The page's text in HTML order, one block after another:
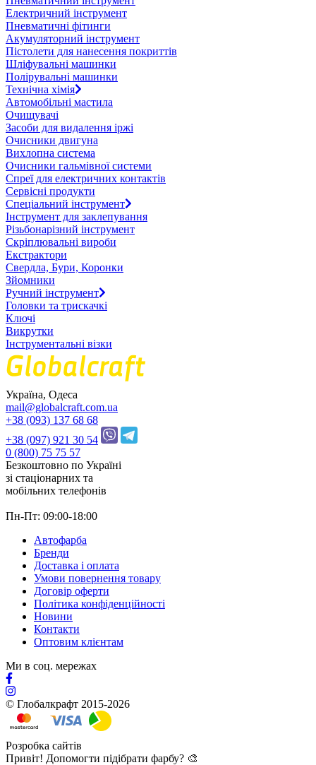
Електричний інструмент
Пневматичні фітинги
Акумуляторний інструмент
Пістолети для нанесення покриттів
Шліфувальні машинки
Полірувальні машинки
Технічна хімія
Автомобільні мастила
Очищувачі
Засоби для видалення іржі
Очисники двигуна
Вихлопна система
Очисники гальмівної системи
Спреї для електричних контактів
Сервісні продукти
Спеціальний інструмент
Інструмент для заклепування
Різьбонарізний інструмент
Скріплювальні вироби
Екстрактори
Свердла, Бури, Коронки
Зйомники
Ручний інструмент
Головки та трискачкі
Ключі
Викрутки
Інструментальні візки
Україна, Одеса
mail@globalcraft.com.ua
+38 (093) 137 68 68
+38 (097) 921 30 54
0 (800) 75 75 57
Безкоштовно по Україні
зі стацiонарних та
мобільних телефонів
Пн-Пт: 09:00-18:00
Автофарба
Бренди
Доставка і оплата
Умови повернення товару
Договір оферти
Політика конфіденційності
Новини
Контакти
Оптовим клієнтам
Ми в соц. мережах
© Глобалкрафт 2015-2026
Розробка сайтів
Привіт! Допомогти підібрати фарбу? 🎨